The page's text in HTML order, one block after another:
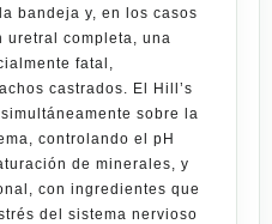
bandeja y, en los casos
uretral completa, una
fatal,
castrados. El Hill’s
sobre la
controlando el pH
de minerales, y
con ingredientes que
del sistema nervioso